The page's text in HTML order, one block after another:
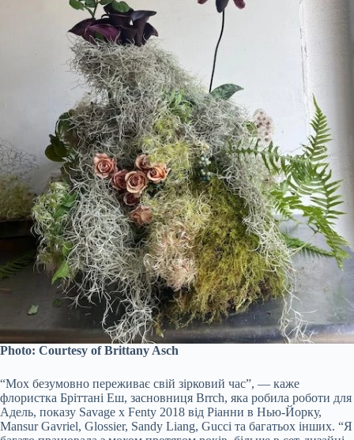
Photo: Courtesy of Brittany Asch
“Мох безумовно переживає свій зірковий час”, — каже
флористка Бріттані Еш, засновниця Brrch, яка робила роботи для
Адель, показу Savage x Fenty 2018 від Ріанни в Нью-Йорку,
Mansur Gavriel, Glossier, Sandy Liang, Gucci та багатьох інших. “Я